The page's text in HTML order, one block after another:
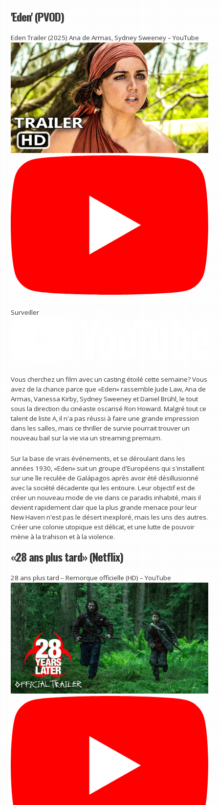
'Eden' (PVOD)
Eden Trailer (2025) Ana de Armas, Sydney Sweeney – YouTube
Surveiller
Vous cherchez un film avec un casting étoilé cette semaine? Vous
avez de la chance parce que «Eden» rassemble Jude Law, Ana de
Armas, Vanessa Kirby, Sydney Sweeney et Daniel Brühl, le tout
sous la direction du cinéaste oscarisé Ron Howard. Malgré tout ce
talent de liste A, il n'a pas réussi à faire une grande impression
dans les salles, mais ce thriller de survie pourrait trouver un
nouveau bail sur la vie via un streaming premium.
Sur la base de vrais événements, et se déroulant dans les
années 1930, «Eden» suit un groupe d'Européens qui s'installent
sur une île reculée de Galápagos après avoir été désillusionné
avec la société décadente qui les entoure. Leur objectif est de
créer un nouveau mode de vie dans ce paradis inhabité, mais il
devient rapidement clair que la plus grande menace pour leur
New Haven n'est pas le désert inexploré, mais les uns des autres.
Créer une colonie utopique est délicat, et une lutte de pouvoir
mène à la trahison et à la violence.
«28 ans plus tard» (Netflix)
28 ans plus tard – Remorque officielle (HD) – YouTube